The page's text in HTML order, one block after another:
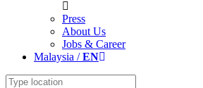
Press
About Us
Jobs & Career
Malaysia /EN